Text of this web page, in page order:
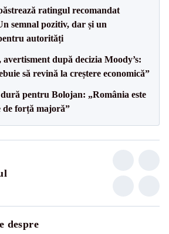
ratingul recomandat
semnal pozitiv, dar și un
autorități
după decizia Moody’s:
să revină la creștere economică”
pentru Bolojan: „România este
de forță majoră”
despre